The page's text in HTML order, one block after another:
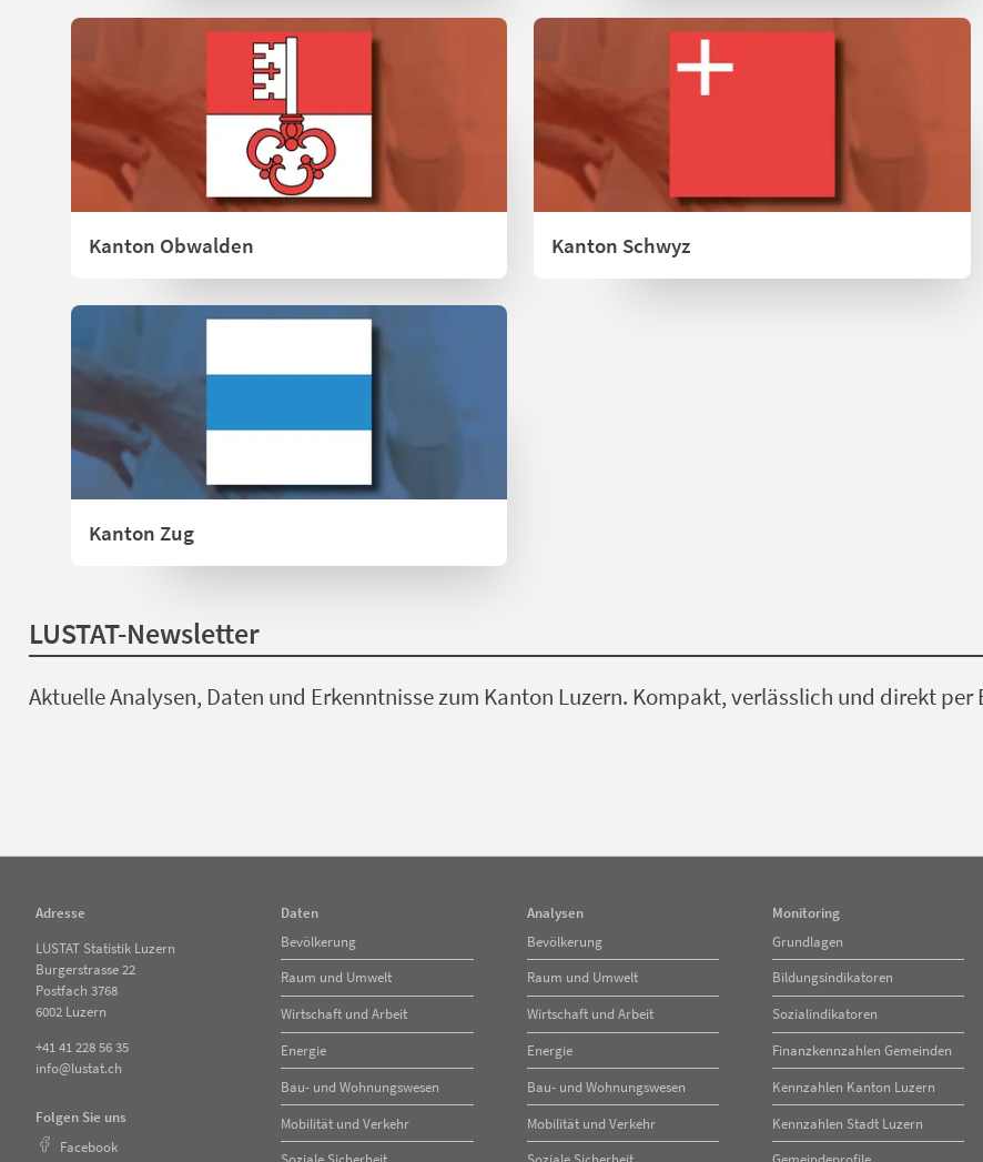
Kanton Obwalden Kanton Schwyz
Kanton Zug
LUSTAT-Newsletter
Aktuelle Analysen, Daten und Erkenntnisse zum Kanton Luzern. Kompakt, verlässlich und direkt per
Adresse
LUSTAT Statistik Luzern
Burgerstrasse 22
Postfach 3768
6002 Luzern
+41 41 228 56 35
info@lustat.ch
Folgen Sie uns
Facebook
Daten
Navigation
überspringen
Bevölkerung
Raum und Umwelt
Wirtschaft und Arbeit
Energie
Bau- und Wohnungswesen
Mobilität und Verkehr
Analysen
Navigation
überspringen
Bevölkerung
Raum und Umwelt
Wirtschaft und Arbeit
Energie
Bau- und Wohnungswesen
Mobilität und Verkehr
Monitoring
Navigation
überspringen
Grundlagen
Bildungsindikatoren
Sozialindikatoren
Finanzkennzahlen Gemeinden
Kennzahlen Kanton Luzern
Kennzahlen Stadt Luzern